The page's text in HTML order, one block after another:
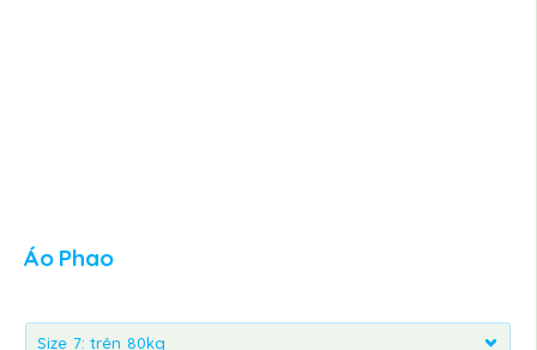
Áo Phao